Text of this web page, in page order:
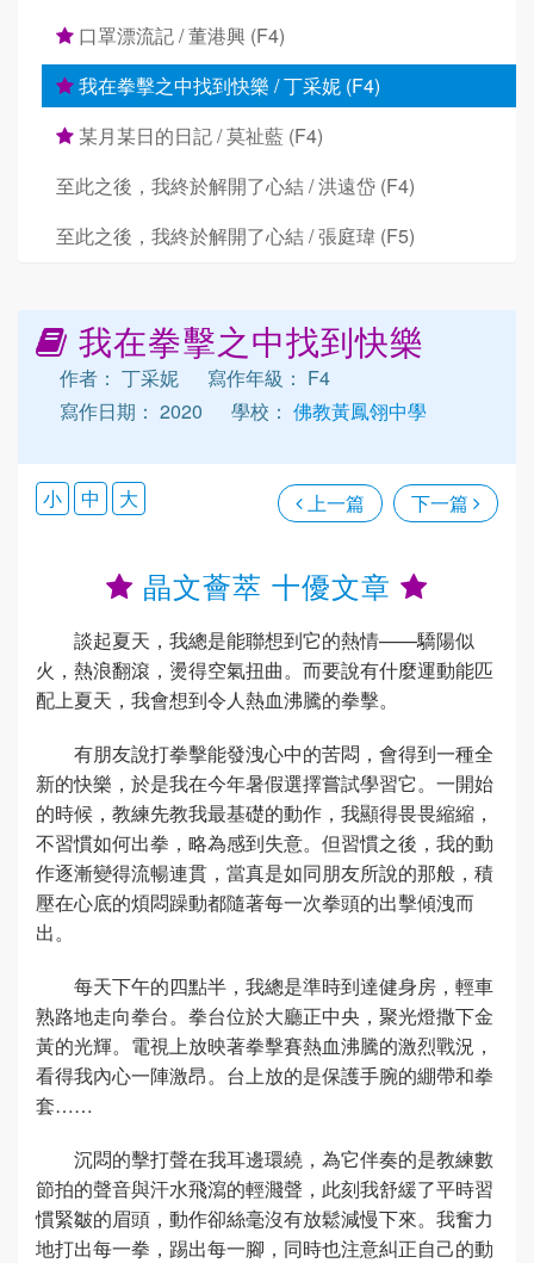
口罩漂流記 / 董港興 (F4)
我在拳擊之中找到快樂 / 丁采妮 (F4)
某月某日的日記 / 莫祉藍 (F4)
至此之後，我終於解開了心結 / 洪遠岱 (F4)
至此之後，我終於解開了心結 / 張庭瑋 (F5)
我在拳擊之中找到快樂
作者： 丁采妮
寫作年級： F4
寫作日期： 2020
學校： 佛教黃鳳翎中學
上一篇 下一篇
小 中 大
晶文薈萃 十優文章
談起夏天，我總是能聯想到它的熱情——驕陽似
火，熱浪翻滾，燙得空氣扭曲。而要說有什麼運動能匹
配上夏天，我會想到令人熱血沸騰的拳擊。
有朋友說打拳擊能發洩心中的苦悶，會得到一種全
新的快樂，於是我在今年暑假選擇嘗試學習它。一開始
的時候，教練先教我最基礎的動作，我顯得畏畏縮縮，
不習慣如何出拳，略為感到失意。但習慣之後，我的動
作逐漸變得流暢連貫，當真是如同朋友所說的那般，積
壓在心底的煩悶躁動都隨著每一次拳頭的出擊傾洩而
出。
每天下午的四點半，我總是準時到達健身房，輕車
熟路地走向拳台。拳台位於大廳正中央，聚光燈撒下金
黃的光輝。電視上放映著拳擊賽熱血沸騰的激烈戰況，
看得我內心一陣激昂。台上放的是保護手腕的綳帶和拳
套……
沉悶的擊打聲在我耳邊環繞，為它伴奏的是教練數
節拍的聲音與汗水飛瀉的輕濺聲，此刻我舒緩了平時習
慣緊皺的眉頭，動作卻絲毫沒有放鬆減慢下來。我奮力
地打出每一拳，踢出每一腳，同時也注意糾正自己的動